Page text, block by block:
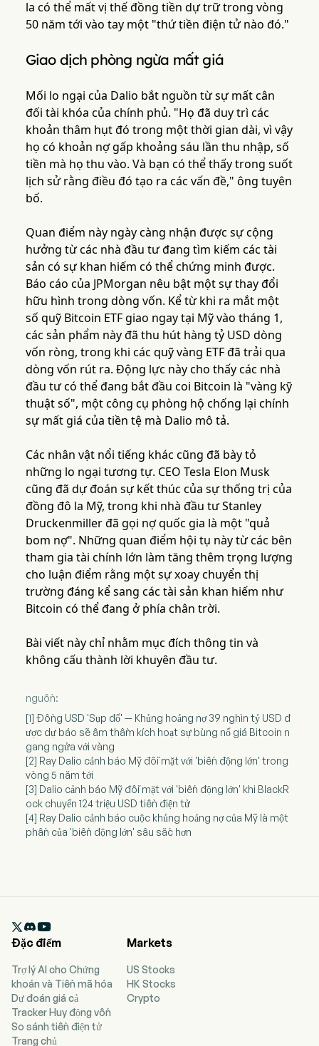
la có thể mất vị thế đồng tiền dự trữ trong vòng
50 năm tới vào tay một "thứ tiền điện tử nào đó."
Giao dịch phòng ngừa mất giá
Mối lo ngại của Dalio bắt nguồn từ sự mất cân
đối tài khóa của chính phủ. "Họ đã duy trì các
khoản thâm hụt đó trong một thời gian dài, vì vậy
họ có khoản nợ gấp khoảng sáu lần thu nhập, số
tiền mà họ thu vào. Và bạn có thể thấy trong suốt
lịch sử rằng điều đó tạo ra các vấn đề," ông tuyên
bố.
Quan điểm này ngày càng nhận được sự cộng
hưởng từ các nhà đầu tư đang tìm kiếm các tài
sản có sự khan hiếm có thể chứng minh được.
Báo cáo của JPMorgan nêu bật một sự thay đổi
hữu hình trong dòng vốn. Kể từ khi ra mắt một
số quỹ Bitcoin ETF giao ngay tại Mỹ vào tháng 1,
các sản phẩm này đã thu hút hàng tỷ USD dòng
vốn ròng, trong khi các quỹ vàng ETF đã trải qua
dòng vốn rút ra. Động lực này cho thấy các nhà
đầu tư có thể đang bắt đầu coi Bitcoin là "vàng kỹ
thuật số", một công cụ phòng hộ chống lại chính
sự mất giá của tiền tệ mà Dalio mô tả.
Các nhân vật nổi tiếng khác cũng đã bày tỏ
những lo ngại tương tự. CEO Tesla Elon Musk
cũng đã dự đoán sự kết thúc của sự thống trị của
đồng đô la Mỹ, trong khi nhà đầu tư Stanley
Druckenmiller đã gọi nợ quốc gia là một "quả
bom nợ". Những quan điểm hội tụ này từ các bên
tham gia tài chính lớn làm tăng thêm trọng lượng
cho luận điểm rằng một sự xoay chuyển thị
trường đáng kể sang các tài sản khan hiếm như
Bitcoin có thể đang ở phía chân trời.
Bài viết này chỉ nhằm mục đích thông tin và
không cấu thành lời khuyên đầu tư.
nguồn:
[1] Đồng USD 'Sụp đổ' — Khủng hoảng nợ 39 nghìn tỷ USD đ
ược dự báo sẽ âm thầm kích hoạt sự bùng nổ giá Bitcoin n
gang ngửa với vàng
[2] Ray Dalio cảnh báo Mỹ đối mặt với 'biến động lớn' trong
vòng 5 năm tới
[3] Dalio cảnh báo Mỹ đối mặt với 'biến động lớn' khi BlackR
ock chuyển 124 triệu USD tiền điện tử
[4] Ray Dalio cảnh báo cuộc khủng hoảng nợ của Mỹ là một
phần của 'biến động lớn' sâu sắc hơn

Đặc điểm
Trợ lý AI cho Chứng
khoán và Tiền mã hóa
Dự đoán giá cả
Tracker Huy động vốn
So sánh tiền điện tử
Trang chủ
Markets
US Stocks
HK Stocks
Crypto